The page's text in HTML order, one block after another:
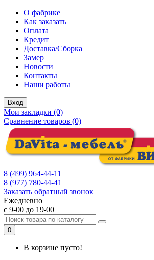
О фабрике
Как заказать
Оплата
Кредит
Доставка/Сборка
Замер
Новости
Контакты
Наши работы
Вход
Мои закладки (0)
Сравнение товаров (0)
8 (499) 964-44-11
8 (977) 780-44-41
Заказать обратный звонок
Ежедневно
с 9-00 до 19-00
0
В корзине пусто!